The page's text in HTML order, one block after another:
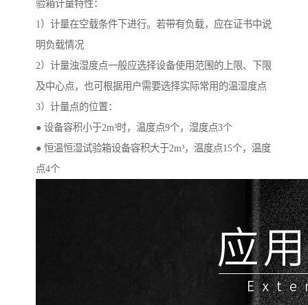
验箱计量特性：
1）计量在空载条件下进行。若带有负载，应在证书中说
明负载情况
2）计量浊湿度点一般应选择设备使用范围的上限、下限
及中心点，也可根据用户需要选择实际常用的温湿度点
3）计量点的位置：
● 设备容积小于2m³时，温度点9个，湿度点3个
● 恒温恒湿试验箱设备容积大于2m³，温度点15个，温度
点4个